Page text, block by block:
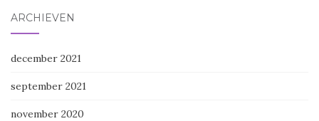
ARCHIEVEN
december 2021
september 2021
november 2020